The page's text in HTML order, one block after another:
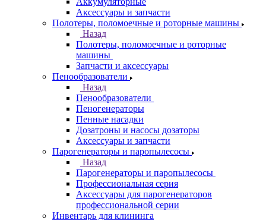
Аксессуары и запчасти
Полотеры, поломоечные и роторные машины
Назад
Полотеры, поломоечные и роторные
машины
Запчасти и аксессуары
Пенообразователи
Назад
Пенообразователи
Пеногенераторы
Пенные насадки
Дозатроны и насосы дозаторы
Аксессуары и запчасти
Парогенераторы и паропылесосы
Назад
Парогенераторы и паропылесосы
Профессиональная серия
Аксессуары для парогенераторов
профессиональной серии
Инвентарь для клининга